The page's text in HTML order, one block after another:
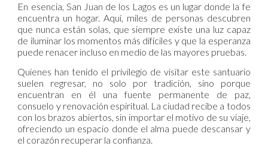
En esencia, San Juan de los Lagos es un lugar donde la fe
encuentra un hogar. Aquí, miles de personas descubren
que nunca están solas, que siempre existe una luz capaz
de iluminar los momentos más difíciles y que la esperanza
puede renacer incluso en medio de las mayores pruebas.
Quienes han tenido el privilegio de visitar este santuario
suelen regresar, no solo por tradición, sino porque
encuentran en él una fuente permanente de paz,
consuelo y renovación espiritual. La ciudad recibe a todos
con los brazos abiertos, sin importar el motivo de su viaje,
ofreciendo un espacio donde el alma puede descansar y
el corazón recuperar la confianza.